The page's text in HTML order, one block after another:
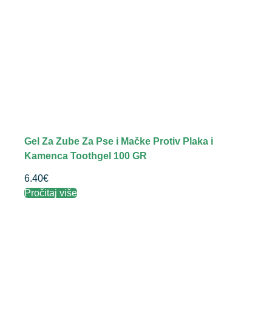
Gel Za Zube Za Pse i Mačke Protiv Plaka i
Kamenca Toothgel 100 GR
6.40€
Pročitaj više